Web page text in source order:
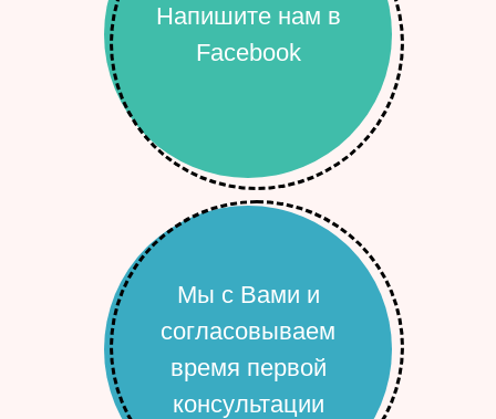
Напишите нам в
Facebook
Мы с Вами и
согласовываем
время первой
консультации